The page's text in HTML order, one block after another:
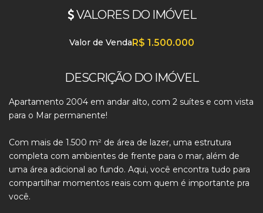
VALORES DO IMÓVEL
R$ 1.500.000
Valor de Venda
DESCRIÇÃO DO IMÓVEL
Apartamento 2004 em andar alto, com 2 suítes e com vista
para o Mar permanente!
Com mais de 1.500 m² de área de lazer, uma estrutura
completa com ambientes de frente para o mar, além de
uma área adicional ao fundo. Aqui, você encontra tudo para
compartilhar momentos reais com quem é importante pra
você.